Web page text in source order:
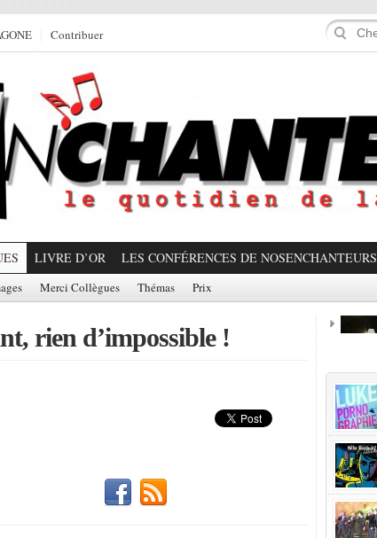
Contribuer
LIVRE D’OR LES CONFÉRENCES DE NOSENCHANTEURS
Merci Collègues Thémas Prix
rien d’impossible !